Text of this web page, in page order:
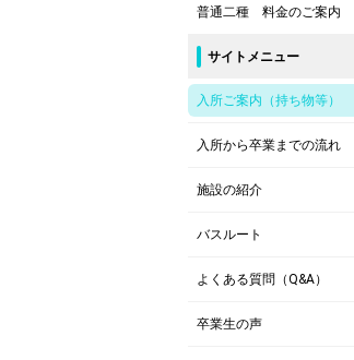
普通二種 料金のご案内
サイトメニュー
入所ご案内（持ち物等）
入所から卒業までの流れ
施設の紹介
バスルート
よくある質問（Q&A）
卒業生の声